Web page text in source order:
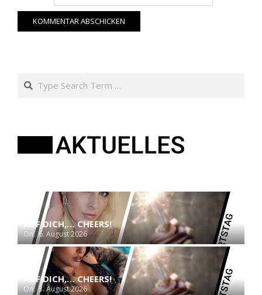
Search
AUF DICH,… CHEERS!
On: 6. August 2026
AUF DICH,… CHEERS!
On: 3. August 2026